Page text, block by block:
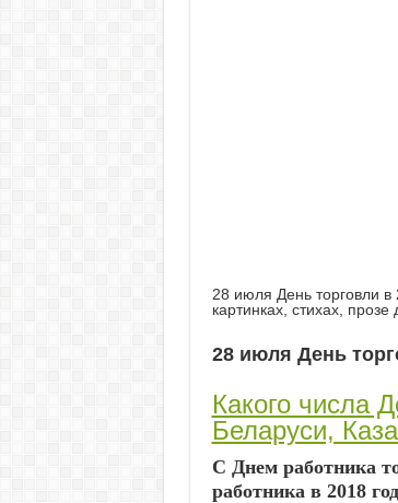
28 июля День торговли в
картинках, стихах,
28 июля День
Какого числа
Беларуси,
С Днем работника
работника в 2018